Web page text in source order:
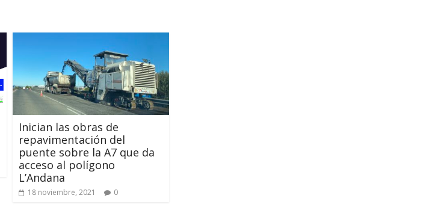
Inician las obras de
repavimentación del
puente sobre la A7 que da
acceso al polígono
L’Andana
18 noviembre, 2021 0